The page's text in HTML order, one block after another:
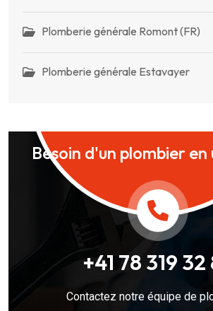
Plomberie générale Romont (FR)
Plomberie générale Estavayer
Besoin d'un plombier en
+41 78 319 32
Contactez notre équipe de